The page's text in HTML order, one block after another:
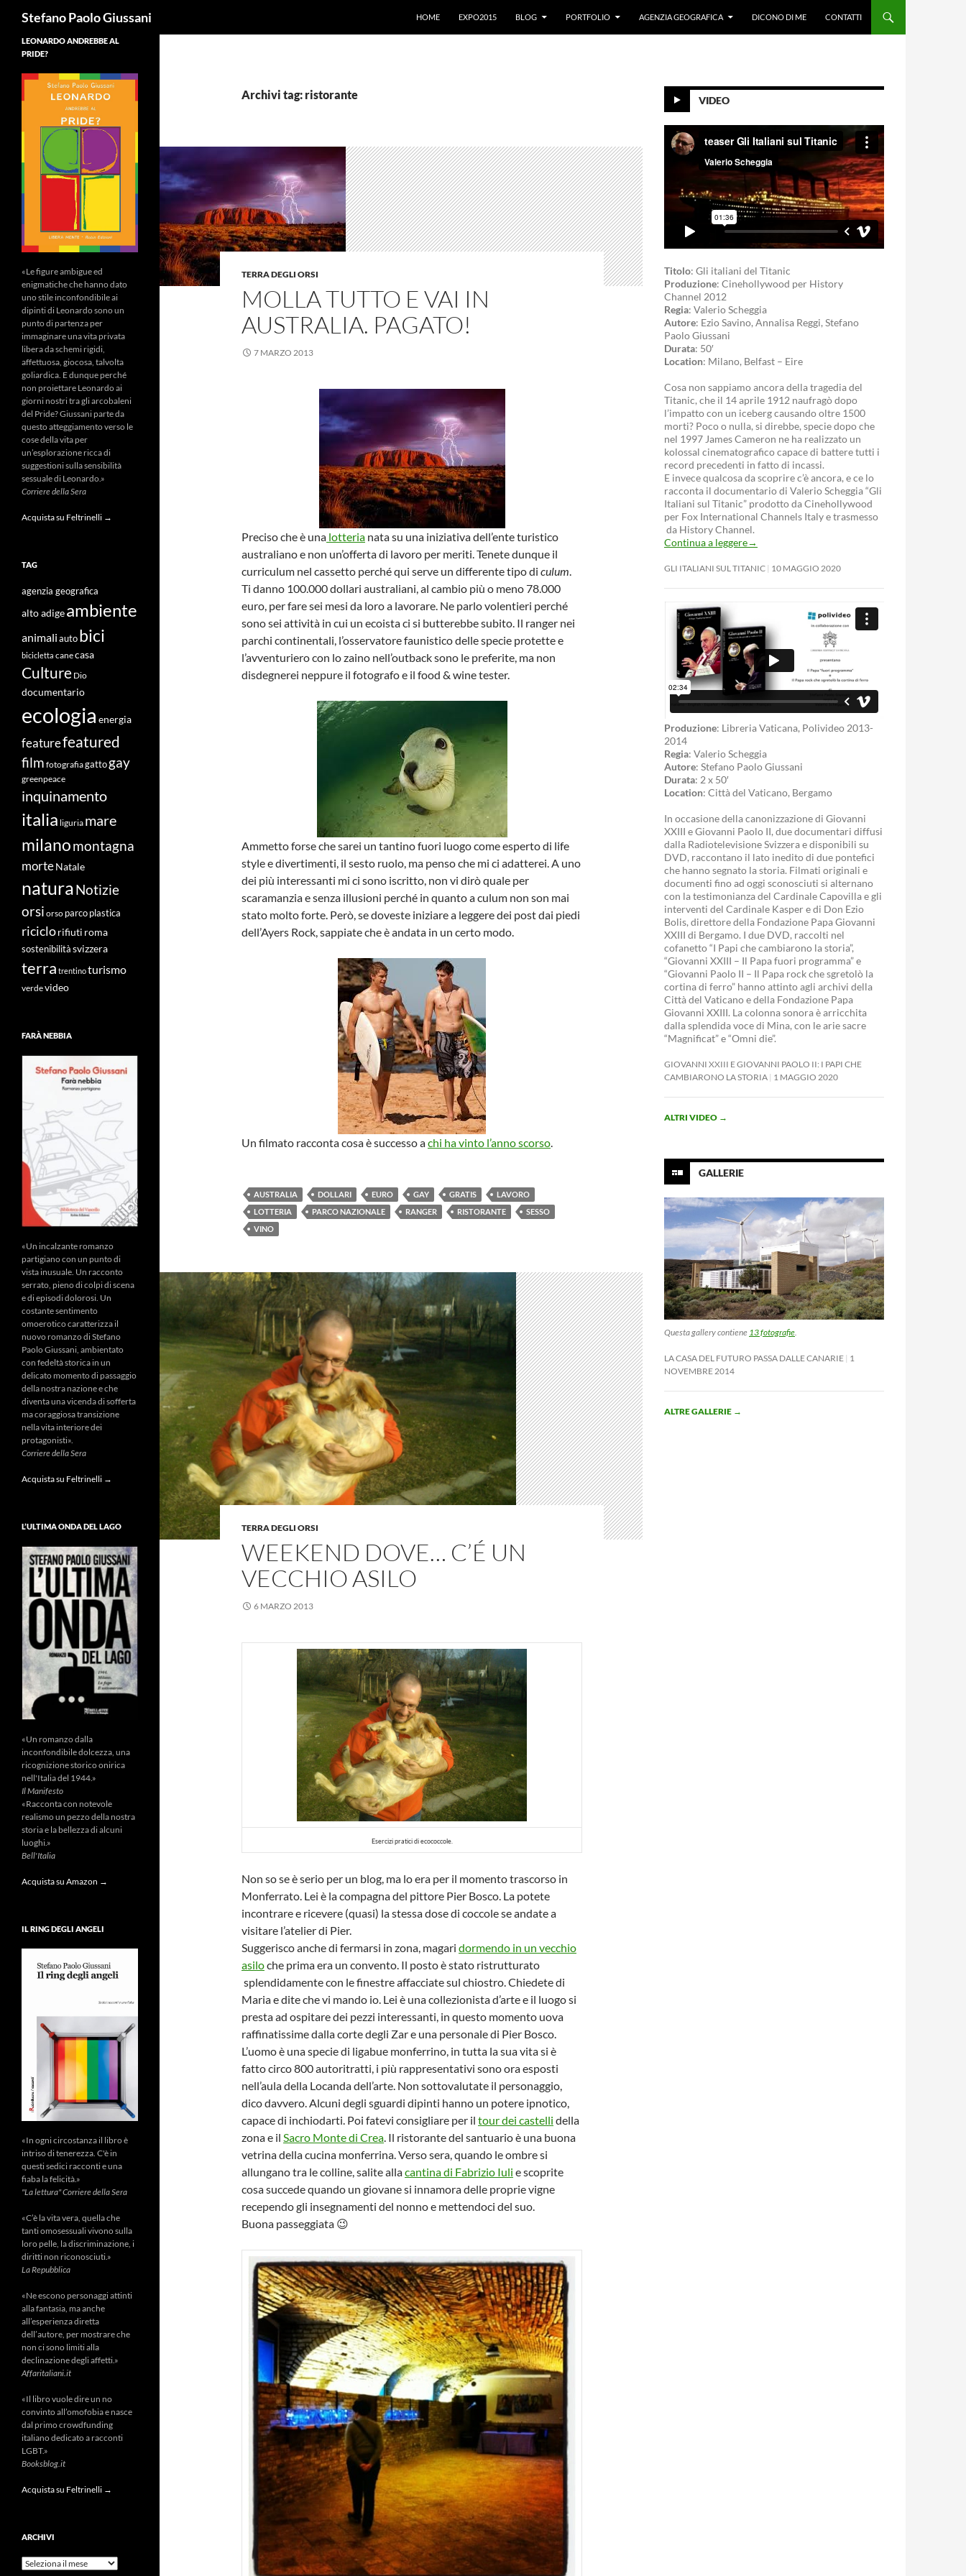
Stefano Paolo Giussani
HOME
EXPO2015 BLOG PORTFOLIO AGENZIA GEOGRAFICA DICONO DI ME CONTATTI
Archivi tag: ristorante
TERRA DEGLI ORSI
MOLLA TUTTO E VAI IN
AUSTRALIA. PAGATO!
7 MARZO 2013
Preciso che è una lotteria nata su una iniziativa dell’ente turistico
australiano e non un’offerta di lavoro per meriti. Tenete dunque il
curriculum nel cassetto perché qui serve un differente tipo di culum.
Ti danno 100.000 dollari australiani, al cambio più o meno 78.000
euro, per fare sei mesi da loro a lavorare. Ne parlo volentieri perché
sono sei attività in cui un ecoista ci si butterebbe subito. Il ranger nei
parchi continentali, l’osservatore faunistico delle specie protette e
l’avventuriero con lo zaino nell’outback sono le preferite, ma non
disdegnerei neppure il fotografo e il food & wine tester.
Ammetto forse che sarei un tantino fuori luogo come esperto di life
style e divertimenti, il sesto ruolo, ma penso che mi ci adatterei. A uno
dei più interessanti mi ci sono iscritto, non vi dirò quale per
scaramanzia e senza illusioni perché in quanto a culum non son mai
stato molto forte. Però, se doveste iniziare a leggere dei post dai piedi
dell’Ayers Rock, sappiate che è andata in un certo modo.
Un filmato racconta cosa è successo achi ha vinto l’anno scorso.
AUSTRALIA DOLLARI EURO GAY GRATIS
LAVORO
LOTTERIA
PARCO NAZIONALE RANGER RISTORANTE
SESSO
VINO
TERRA DEGLI ORSI
WEEKEND DOVE… C’É UN
VECCHIO ASILO
6 MARZO 2013
Esercizi pratici di ecococcole.
Non so se è serio per un blog, ma lo era per il momento trascorso in
Monferrato. Lei è la compagna del pittore Pier Bosco. La potete
incontrare e ricevere (quasi) la stessa dose di coccole se andate a
visitare l’atelier di Pier.
Suggerisco anche di fermarsi in zona, magari dormendo in un vecchio
asiloche prima era un convento. Il posto è stato ristrutturato
splendidamente con le finestre affacciate sul chiostro. Chiedete di
Maria e dite che vi mando io. Lei è una collezionista d’arte e il luogo si
presta ad ospitare dei pezzi interessanti, in questo momento uova
raffinatissime dalla corte degli Zar e una personale di Pier Bosco.
L’uomo è una specie di ligabue monferrino, in tutta la sua vita si è
fatto circo 800 autoritratti, i più rappresentativi sono ora esposti
nell’aula della Locanda dell’arte. Non sottovalutate il personaggio,
dico davvero. Alcuni degli sguardi dipinti hanno un potere ipnotico,
capace di inchiodarti. Poi fatevi consigliare per il tour dei castelli della
zona e il Sacro Monte di Crea. Il ristorante del santuario è una buona
vetrina della cucina monferrina. Verso sera, quando le ombre si
allungano tra le colline, salite allacantina di Fabrizio Iuli e scoprite
cosa succede quando un giovane si innamora delle proprie vigne
recependo gli insegnamenti del nonno e mettendoci del suo.
Buona passeggiata 😉
VIDEO
Titolo: Gli italiani del Titanic
Produzione: Cinehollywood per History
Channel 2012
Regia: Valerio Scheggia
Autore: Ezio Savino, Annalisa Reggi, Stefano
Paolo Giussani
Durata: 50′
Location: Milano, Belfast – Eire
Cosa non sappiamo ancora della tragedia del
Titanic, che il 14 aprile 1912 naufragò dopo
l’impatto con un iceberg causando oltre 1500
morti? Poco o nulla, si direbbe, specie dopo che
nel 1997 James Cameron ne ha realizzato un
kolossal cinematografico capace di battere tutti i
record precedenti in fatto di incassi.
E invece qualcosa da scoprire c’è ancora, e ce lo
racconta il documentario di Valerio Scheggia “Gli
Italiani sul Titanic” prodotto da Cinehollywood
per Fox International Channels Italy e trasmesso
da History Channel.
Continua a leggere→
GLI ITALIANI SUL TITANIC 10 MAGGIO 2020
Produzione: Libreria Vaticana, Polivideo 2013-
2014
Regia: Valerio Scheggia
Autore: Stefano Paolo Giussani
Durata: 2 x 50′
Location: Città del Vaticano, Bergamo
In occasione della canonizzazione di Giovanni
XXIII e Giovanni Paolo II, due documentari diffusi
dalla Radiotelevisione Svizzera e disponibili su
DVD, raccontano il lato inedito di due pontefici
che hanno segnato la storia. Filmati originali e
documenti fino ad oggi sconosciuti si alternano
con la testimonianza del Cardinale Capovilla e gli
interventi del Cardinale Kasper e di Don Ezio
Bolis, direttore della Fondazione Papa Giovanni
XXIII di Bergamo. I due DVD, raccolti nel
cofanetto “I Papi che cambiarono la storia”,
“Giovanni XXIII – Il Papa fuori programma” e
“Giovanni Paolo II – Il Papa rock che sgretolò la
cortina di ferro” hanno attinto agli archivi della
Città del Vaticano e della Fondazione Papa
Giovanni XXIII. La colonna sonora è arricchita
dalla splendida voce di Mina, con le arie sacre
“Magnificat” e “Omni die”.
GIOVANNI XXIII E GIOVANNI PAOLO II: I PAPI CHE
CAMBIARONO LA STORIA 1 MAGGIO 2020
ALTRI VIDEO →
GALLERIE
Questa gallery contiene 13 fotografie.
LA CASA DEL FUTURO PASSA DALLE CANARIE 1
NOVEMBRE 2014
ALTRE GALLERIE →
LEONARDO ANDREBBE AL
PRIDE?
«Le figure ambigue ed
enigmatiche che hanno dato
uno stile inconfondibile ai
dipinti di Leonardo sono un
punto di partenza per
immaginare una vita privata
libera da schemi rigidi,
affettuosa, giocosa, talvolta
goliardica. E dunque perché
non proiettare Leonardo ai
giorni nostri tra gli arcobaleni
del Pride? Giussani parte da
questo atteggiamento verso le
cose della vita per
un’esplorazione ricca di
suggestioni sulla sensibilità
sessuale di Leonardo.»
Corriere della Sera
Acquista su Feltrinelli →
TAG
agenzia geografica
alto adigeambiente
animali auto bici
bicicletta canecasa
Culture Dio
documentario
ecologia energia
featurefeatured
film fotografiagatto gay
greenpeace
inquinamento
italia liguria mare
milanomontagna
morteNatale
naturaNotizie
orsi orso parco plastica
riciclorifiuti roma
sostenibilità svizzera
terra trentinoturismo
verdevideo
FARÀ NEBBIA
«Un incalzante romanzo
partigiano con un punto di
vista inusuale. Un racconto
serrato, pieno di colpi di scena
e di episodi dolorosi. Un
costante sentimento
omoerotico caratterizza il
nuovo romanzo di Stefano
Paolo Giussani, ambientato
con fedeltà storica in un
delicato momento di passaggio
della nostra nazione e che
diventa una vicenda di sofferta
ma coraggiosa transizione
nella vita interiore dei
protagonisti».
Corriere della Sera
Acquista su Feltrinelli →
L’ULTIMA ONDA DEL LAGO
«Un romanzo dalla
inconfondibile dolcezza, una
ricognizione storico onirica
nell'Italia del 1944.»
Il Manifesto
«Racconta con notevole
realismo un pezzo della nostra
storia e la bellezza di alcuni
luoghi.»
Bell'Italia
Acquista su Amazon →
IL RING DEGLI ANGELI
«In ogni circostanza il libro è
intriso di tenerezza. C'è in
questi sedici racconti e una
fiaba la felicità.»
"La lettura" Corriere della Sera
«C’è la vita vera, quella che
tanti omosessuali vivono sulla
loro pelle, la discriminazione, i
diritti non riconosciuti.»
La Repubblica
«Ne escono personaggi attinti
alla fantasia, ma anche
all’esperienza diretta
dell’autore, per mostrare che
non ci sono limiti alla
declinazione degli affetti.»
Affaritaliani.it
«Il libro vuole dire un no
convinto all’omofobia e nasce
dal primo crowdfunding
italiano dedicato a racconti
LGBT.»
Booksblog.it
Acquista su Feltrinelli →
ARCHIVI
Archivi